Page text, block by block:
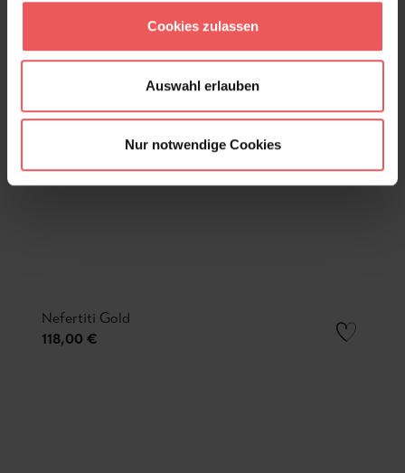
Cookies zulassen
Auswahl erlauben
Nur notwendige Cookies
Nefertiti Gold
118,00 €